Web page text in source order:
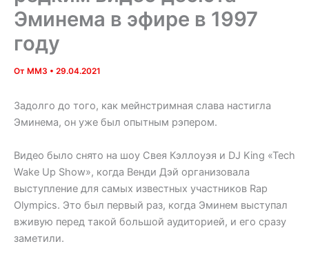
Эминема в эфире в 1997
году
От MM3 • 29.04.2021
Задолго до того, как мейнстримная слава настигла
Эминема, он уже был опытным рэпером.
Видео было снято на шоу Свея Кэллоуэя и DJ King «Tech
Wake Up Show», когда Венди Дэй организовала
выступление для самых известных участников Rap
Olympics. Это был первый раз, когда Эминем выступал
вживую перед такой большой аудиторией, и его сразу
заметили.